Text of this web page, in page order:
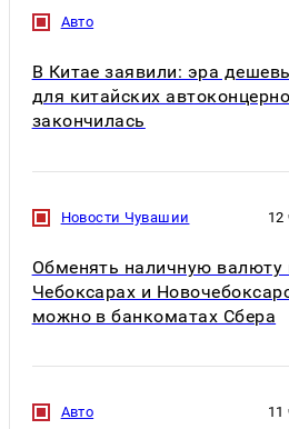
Авто
В Китае заявили: эра
для китайских
закончилась
Новости Чувашии 12
Обменять наличную валюту
Чебоксарах и
можно в банкоматах Сбера
Авто 11